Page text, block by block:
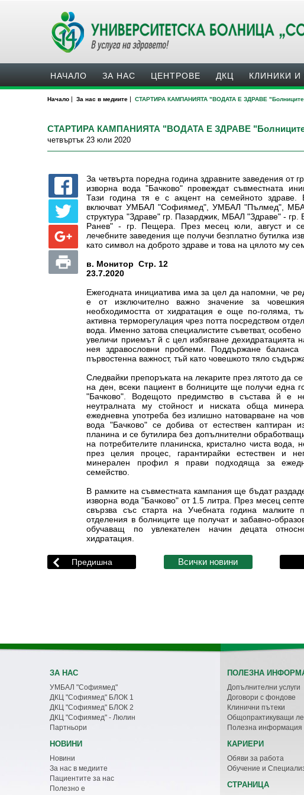
НАЧАЛО ЗА НАС ЦЕНТРОВЕ ДКЦ КЛИНИКИ И
Начало | За нас в медиите | СТАРТИРА КАМПАНИЯТА "ВОДАТА Е ЗДРАВЕ "Болниците
СТАРТИРА КАМПАНИЯТА "ВОДАТА Е ЗДРАВЕ "Болниците
четвъртък 23 юли 2020
За четвърта поредна година здравните заведения
изворна вода "Бачково" провеждат съвместната
Тази година тя е с акцент на семейното здраве.
включват УМБАЛ "Софиямед", УМБАЛ "Пълмед",
структура "Здраве" гр. Пазарджик, МБАЛ "Здраве" -
Ранев" - гр. Пещера. През месец юли, август и
лечебните заведения ще получи безплатно бутилка
като символ на доброто здраве и това на цялото му
в. Монитор Стр. 12
23.7.2020
Ежегодната инициатива има за цел да напомни, че
е от изключително важно значение за
необходимостта от хидратация е още по-голяма,
активна терморегулация чрез потта посредством
вода. Именно затова специалиститесъветват,
увеличи приемът й с цел избягване дехидратацията
нея здравословни проблеми. Поддържане
първостенна важност, тъй като човешкото тяло
Следвайки препоръката на лекарите през лятото да
на ден, всеки пациент в болниците ще получи една
"Бачково". Водещото предимство в състава й е
неутралната му стойност и ниската обща
ежедневна употреба без излишно натоварване на
вода "Бачково" се добива от естествен каптиран
планина и се бутилира без допълнителни
на потребителите планинска, кристално чиста вода,
през целия процес, гарантирайки естествен и
минерален профил я прави подходяща за
семейство.
В рамките на съвместната кампания ще бъдат
изворна вода "Бачково" от 1.5 литра. През месец
свързва със старта на Учебната година малките
отделения в болниците ще получат и забавно-
обучаващ по увлекателен начин децата
хидратация.
ЗА НАС
УМБАЛ "Софиямед"
ДКЦ "Софиямед" БЛОК 1
ДКЦ "Софиямед" БЛОК 2
ДКЦ "Софиямед" - Люлин
Партньори
НОВИНИ
Новини
За нас в медиите
Пациентите за нас
Полезно е
ПОЛЕЗНА
Допълнителни услуги
Договори с фондове
Клинични пътеки
Общопрактикуващи
Полезна информация
КАРИЕРИ
Обяви за работа
Обучение и
СТРАНИЦА